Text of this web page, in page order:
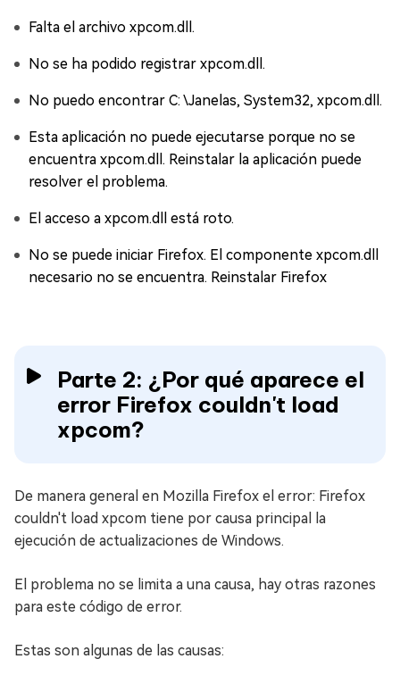
Falta el archivo xpcom.dll.
No se ha podido registrar xpcom.dll.
No puedo encontrar C: \Janelas, System32, xpcom.dll.
Esta aplicación no puede ejecutarse porque no se
encuentra xpcom.dll. Reinstalar la aplicación puede
resolver el problema.
El acceso a xpcom.dll está roto.
No se puede iniciar Firefox. El componente xpcom.dll
necesario no se encuentra. Reinstalar Firefox
Parte 2: ¿Por qué aparece el
error Firefox couldn't load
xpcom?
De manera general en Mozilla Firefox el error: Firefox
couldn't load xpcom tiene por causa principal la
ejecución de actualizaciones de Windows.
El problema no se limita a una causa, hay otras razones
para este código de error.
Estas son algunas de las causas: